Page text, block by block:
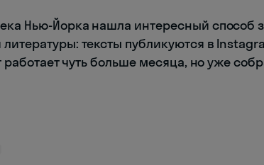
Нью-Йорка нашла интересный способ
тексты публикуются в
работает чуть больше месяца, но уже